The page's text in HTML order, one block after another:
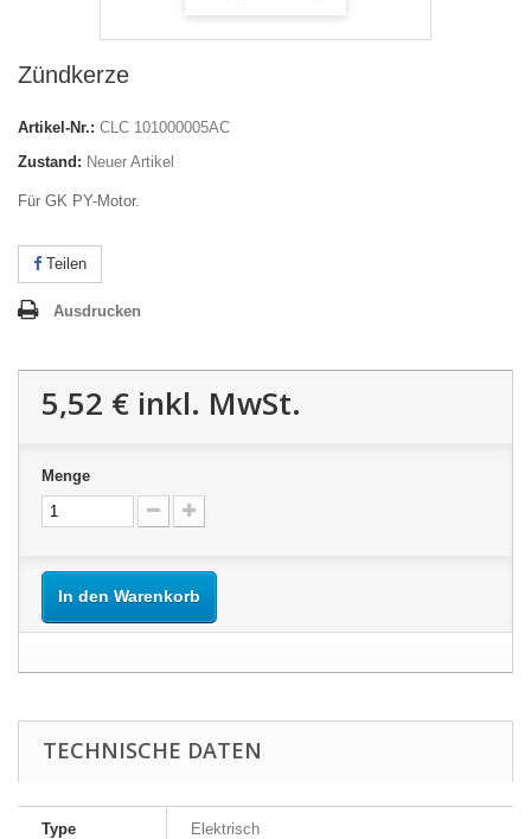
Zündkerze
Artikel-Nr.: CLC 101000005AC
Zustand: Neuer Artikel
Für GK PY-Motor.
Teilen
Ausdrucken
5,52 € inkl. MwSt.
Menge
In den Warenkorb
TECHNISCHE DATEN
Type Elektrisch